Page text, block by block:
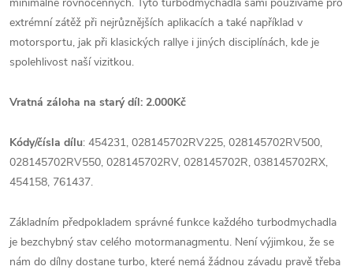
extrémní zátěž při nejrůznějších aplikacích a také například v
motorsportu, jak při klasických rallye i jiných disciplínách, kde je
spolehlivost naší vizitkou.
Vratná záloha na starý díl: 2.000Kč
Kódy/čísla dílu: 454231, 028145702RV225, 028145702RV500,
028145702RV550, 028145702RV, 028145702R, 038145702RX,
454158, 761437.
Základním předpokladem správné funkce každého turbodmychadla
je bezchybný stav celého motormanagmentu. Není výjimkou, že se
nám do dílny dostane turbo, které nemá žádnou závadu pravě třeba